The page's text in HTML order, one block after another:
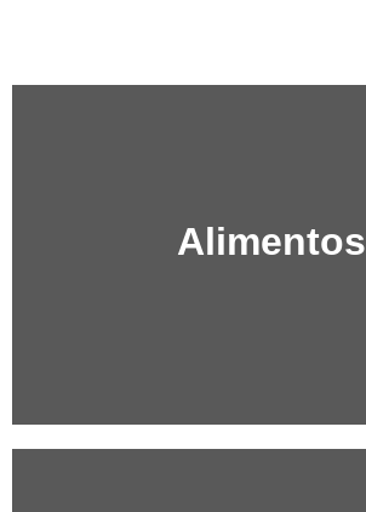
Alimentos